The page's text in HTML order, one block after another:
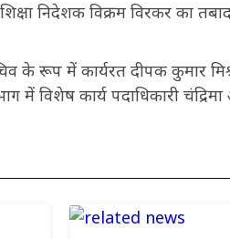
शिक्षा निदेशक विक्रम विरकर का
के रूप में कार्यरत दीपक कुमार
में विशेष कार्य पदाधिकारी